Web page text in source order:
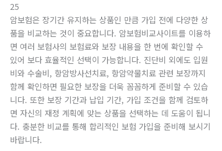
25
암보험은 장기간 유지하는 상품인 만큼 가입 전에 다양한 상
품을 비교하는 것이 중요합니다. 암보험비교사이트를 이용하
면 여러 보험사의 보험료와 보장 내용을 한 번에 확인할 수
있어 보다 효율적인 선택이 가능합니다. 진단비 외에도 입원
비와 수술비, 항암방사선치료, 항암약물치료 관련 보장까지
함께 확인하면 필요한 보장을 더욱 꼼꼼하게 준비할 수 있습
니다. 또한 보장 기간과 납입 기간, 가입 조건을 함께 검토하
면 자신의 재정 계획에 맞는 상품을 선택하는 데 도움이 됩니
다. 충분한 비교를 통해 합리적인 보험 가입을 준비해 보시기
바랍니다.